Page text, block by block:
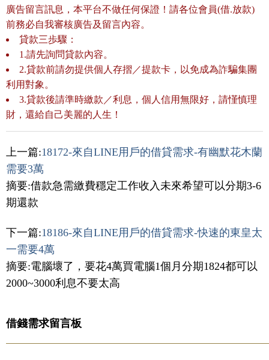
廣告留言訊息，本平台不做任何保證！請各位會員(借.放款)
前務必自我審核廣告及留言內容。
貸款三歩驟：
1.請先詢問貸款內容。
2.貸款前請勿提供個人存摺／提款卡，以免成為詐騙集團
利用對象。
3.貸款後請準時繳款／利息，個人信用無限好，請慬慎理
財，還給自己美麗的人生！
上一篇:18172-來自LINE用戶的借貸需求-有幽默花木蘭
需要3萬
摘要:借款急需繳費穩定工作收入未來希望可以分期3-6
期還款
下一篇:18186-來自LINE用戶的借貸需求-快速的東皇太
一需要4萬
摘要:電腦壞了，要花4萬買電腦1個月分期1824都可以
2000~3000利息不要太高
借錢需求留言板